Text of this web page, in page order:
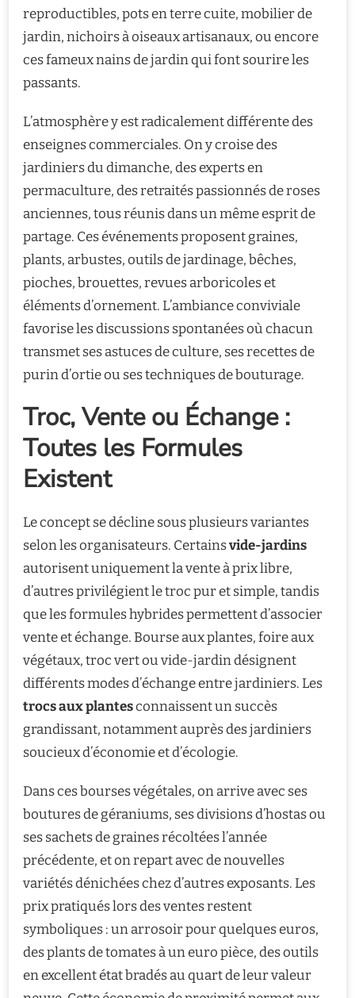
reproductibles, pots en terre cuite, mobilier de
jardin, nichoirs à oiseaux artisanaux, ou encore
ces fameux nains de jardin qui font sourire les
passants.
L’atmosphère y est radicalement différente des
enseignes commerciales. On y croise des
jardiniers du dimanche, des experts en
permaculture, des retraités passionnés de roses
anciennes, tous réunis dans un même esprit de
partage. Ces événements proposent graines,
plants, arbustes, outils de jardinage, bêches,
pioches, brouettes, revues arboricoles et
éléments d’ornement. L’ambiance conviviale
favorise les discussions spontanées où chacun
transmet ses astuces de culture, ses recettes de
purin d’ortie ou ses techniques de bouturage.
Troc, Vente ou Échange :
Toutes les Formules
Existent
Le concept se décline sous plusieurs variantes
selon les organisateurs. Certainsvide-jardins
autorisent uniquement la vente à prix libre,
d’autres privilégient le troc pur et simple, tandis
que les formules hybrides permettent d’associer
vente et échange. Bourse aux plantes, foire aux
végétaux, troc vert ou vide-jardin désignent
différents modes d’échange entre jardiniers. Les
trocs aux plantesconnaissent un succès
grandissant, notamment auprès des jardiniers
soucieux d’économie et d’écologie.
Dans ces bourses végétales, on arrive avec ses
boutures de géraniums, ses divisions d’hostas ou
ses sachets de graines récoltées l’année
précédente, et on repart avec de nouvelles
variétés dénichées chez d’autres exposants. Les
prix pratiqués lors des ventes restent
symboliques : un arrosoir pour quelques euros,
des plants de tomates à un euro pièce, des outils
en excellent état bradés au quart de leur valeur